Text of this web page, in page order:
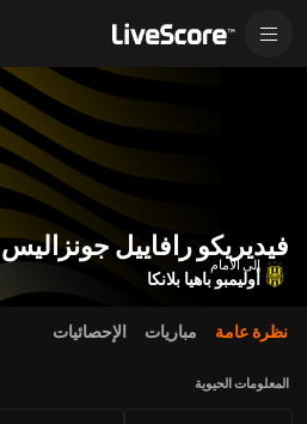
فيديريكو رافاييل جونزاليس
إلى الأمام
أوليمبو باهيا بلانكا
نظرة عامة مباريات الإحصائيات
المعلومات الحيوية